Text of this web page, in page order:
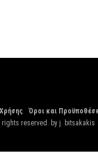
Όροι και
rights reserved. by j. bitsakakis